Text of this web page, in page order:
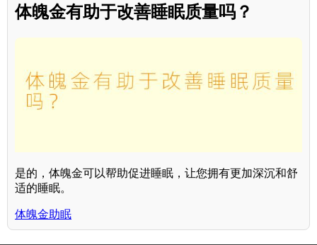
体魄金有助于改善睡眠质量吗？
是的，体魄金可以帮助促进睡眠，让您拥有更加深沉和舒
适的睡眠。
体魄金助眠